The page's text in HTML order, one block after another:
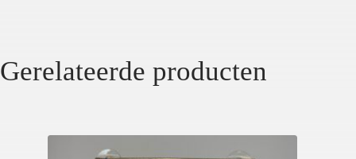
Gerelateerde producten